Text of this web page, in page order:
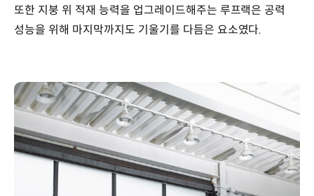
또한 지붕 위 적재 능력을 업그레이드해주는 루프랙은 공력
성능을 위해 마지막까지도 기울기를 다듬은 요소였다.